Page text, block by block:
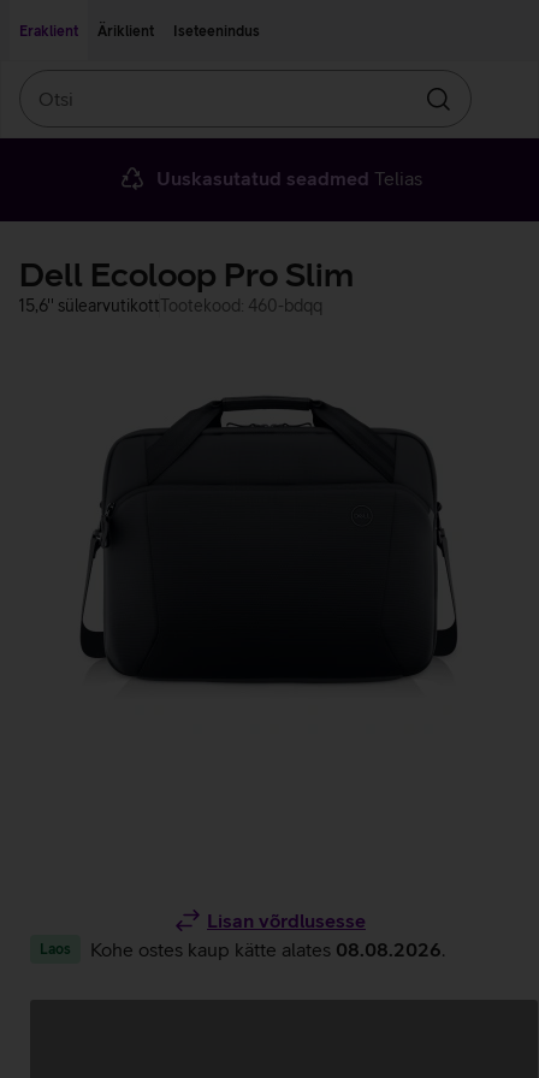
Eraklient
Äriklient Iseteenindus
Otsin
Uuskasutatud seadmed Telias
Dell Ecoloop Pro Slim
15,6'' sülearvutikottTootekood: 460-bdqq
Lisan võrdlusesse
Laos Kohe ostes kaup kätte alates 08.08.2026